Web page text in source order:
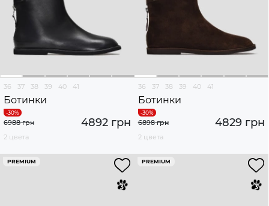
36 37 38 39 40 41
Ботинки
4892 грн
6988 грн
2 цвета
36 37 38 39 40 41
Ботинки
4829 грн
6898 грн
2 цвета
PREMIUM PREMIUM